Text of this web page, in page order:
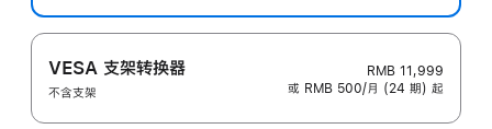
VESA 支架转换器
不含支架
RMB 11,999
或 RMB 500/月 (24 期) 起